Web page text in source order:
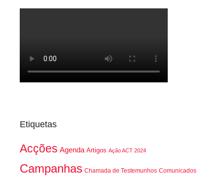
Etiquetas
Acções Agenda Artigos Ação ACT 2024
Campanhas Chamada de Testemunhos Comunicados